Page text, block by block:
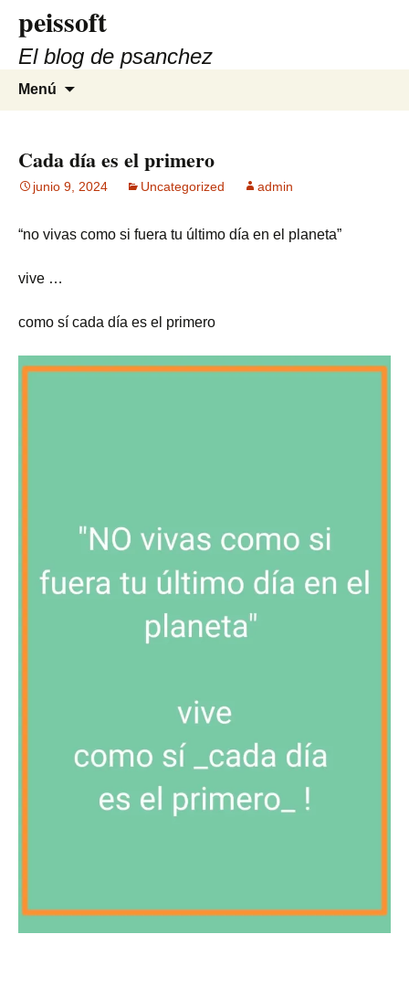
contenido
peissoft
El blog de psanchez
Menú
Cada día es el primero
junio 9, 2024 Uncategorized admin
“no vivas como si fuera tu último día en el planeta”
vive …
como sí cada día es el primero